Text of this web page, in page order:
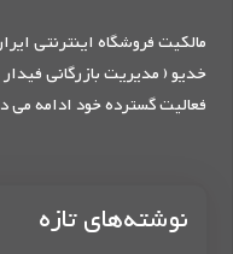
خدیو ( مدیریت بازرگانی
فعالیت گسترده خود ادامه می
نوشته‌های تازه